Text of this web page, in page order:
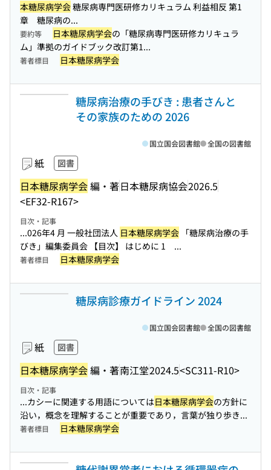
本糖尿病学会糖尿病専門医研修カリキュラム 利益相反 第1
章 糖尿病の...
要約等 日本糖尿病学会の「糖尿病専門医研修カリキュラ
ム」準拠のガイドブック改訂第1...
著者標目 日本糖尿病学会
糖尿病治療の手びき : 患者さんと
その家族のための 2026
紙 図書
日本糖尿病学会編・著日本糖尿病協会2026.5
<EF32-R167>
国立国会図書館 全国の図書館
目次・記事
...026年4 月 一般社団法人 日本糖尿病学会 「糖尿病治療の手
びき」編集委員会 【目次】 はじめに 1 ...
著者標目 日本糖尿病学会
糖尿病診療ガイドライン 2024
紙 図書
日本糖尿病学会編・著南江堂2024.5<SC311-R10>
国立国会図書館 全国の図書館
目次・記事
...カシーに関連する用語については日本糖尿病学会の方針に
沿い，概念を理解することが重要であり，言葉が独り歩き...
著者標目 日本糖尿病学会